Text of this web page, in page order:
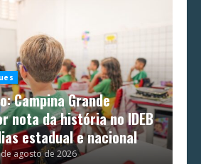
Campina Grande
nota da história no IDEB
estadual e nacional
agosto de 2026